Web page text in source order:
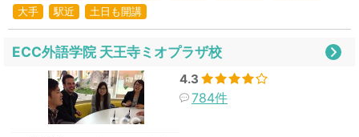
大手
駅近 土日も開講
ECC外語学院 天王寺ミオプラザ校
4.3
784件